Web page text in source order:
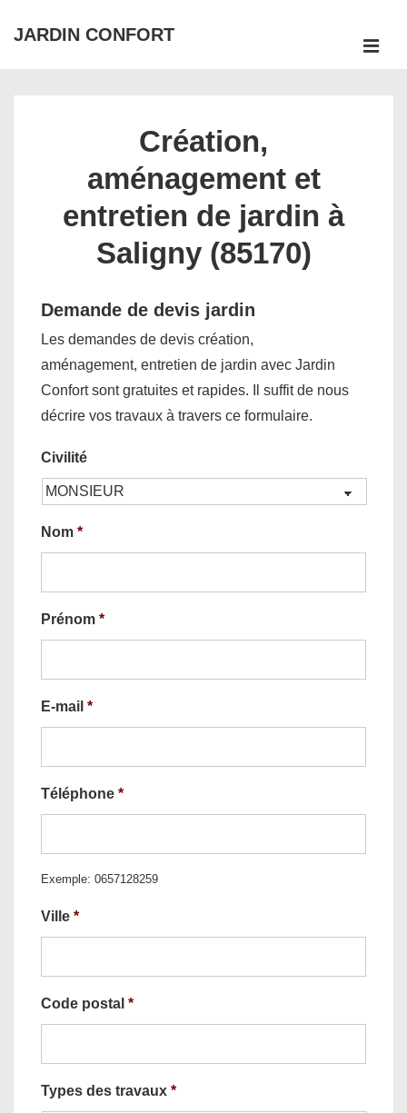
passer
JARDIN CONFORT
Création,
aménagement et
entretien de jardin à
Saligny (85170)
Demande de devis jardin
Les demandes de devis création,
aménagement, entretien de jardin avec Jardin
Confort sont gratuites et rapides. Il suffit de nous
décrire vos travaux à travers ce formulaire.
Civilité
Nom *
Prénom *
E-mail *
Téléphone *
Exemple: 0657128259
Ville *
Code postal *
Types des travaux *